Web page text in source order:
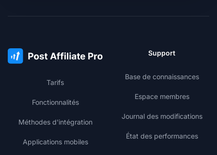
Tarifs
Fonctionnalités
Méthodes d'intégration
Applications mobiles
Support
Base de connaissances
Espace membres
Journal des modifications
État des performances